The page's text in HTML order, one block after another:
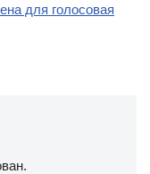
для голосовая